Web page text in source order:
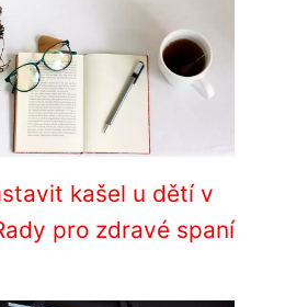
kašel u dětí v
pro zdravé spaní